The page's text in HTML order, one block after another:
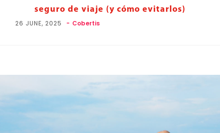
seguro de viaje (y cómo evitarlos)
26 JUNE, 2025 Cobertis